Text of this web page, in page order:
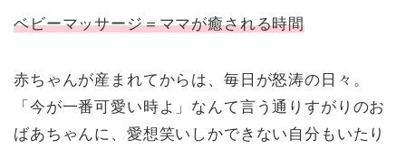
ベビーマッサージ＝ママが癒される時間
赤ちゃんが産まれてからは、毎日が怒涛の日々。
「今が一番可愛い時よ」なんて言う通りすがりのお
ばあちゃんに、愛想笑いしかできない自分もいたり